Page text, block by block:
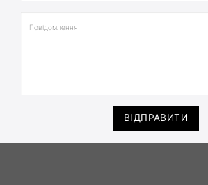
ВІДПРАВИТИ